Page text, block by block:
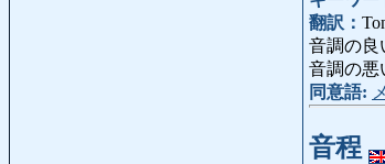
翻訳：
音調の良
音調の悪
同意語:
音程